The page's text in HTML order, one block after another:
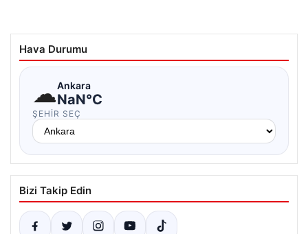
Hava Durumu
☁Ankara
NaN°C
ŞEHIR SEÇ
Bizi Takip Edin